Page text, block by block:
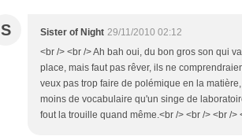
S Sister of Night 29/11/2010 02:12
<br /> <br /> Ah bah oui, du bon gros son qui
place, mais faut pas rêver, ils ne
veux pas trop faire de polémique en la
moins de vocabulaire qu'un singe de
fout la trouille quand même.<br /> <br /> <br />